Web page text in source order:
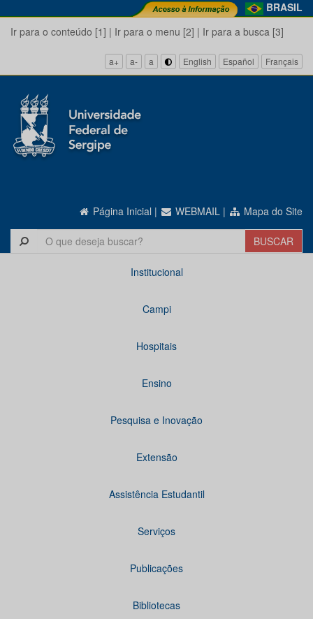
BRASIL
Ir para o conteúdo [1] | Ir para o menu [2] | Ir para a busca [3]
a+ a- a English Español Français
Página Inicial | WEBMAIL | Mapa do Site
Institucional
Campi
Hospitais
Ensino
Pesquisa e Inovação
Extensão
Assistência Estudantil
Serviços
Publicações
Bibliotecas